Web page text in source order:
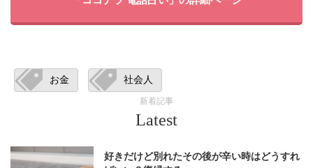
お金 社会人
新着記事
Latest
好きだけど別れたその後が辛い時はどうすれ